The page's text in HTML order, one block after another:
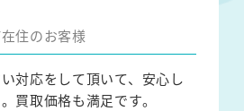
住のお客様
対応をして頂いて、安心し
買取価格も満足です。